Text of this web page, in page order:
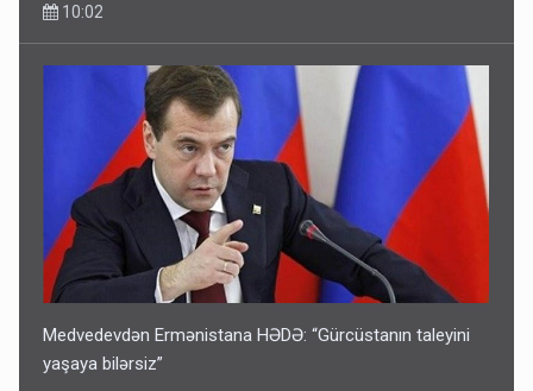
10:02
Medvedevdən Ermənistana HƏDƏ: “Gürcüstanın taleyini
yaşaya bilərsiz”